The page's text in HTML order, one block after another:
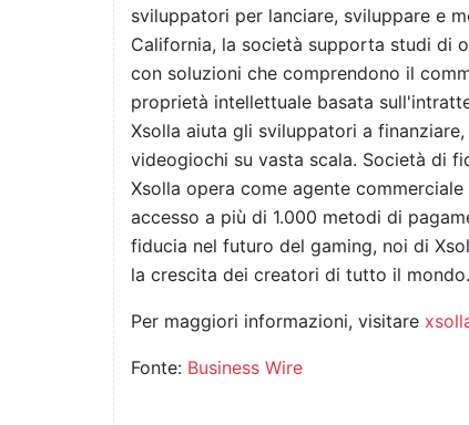
sviluppatori per lanciare, sviluppare e
California, la società supporta studi di
con soluzioni che comprendono il
proprietà intellettuale basata
Xsolla aiuta gli sviluppatori a
videogiochi su vasta scala. Società di
Xsolla opera come agente
accesso a più di 1.000 metodi di
fiducia nel futuro del gaming, noi di
la crescita dei creatori di tutto il mondo.
Per maggiori informazioni, visitare
Fonte: Business Wire